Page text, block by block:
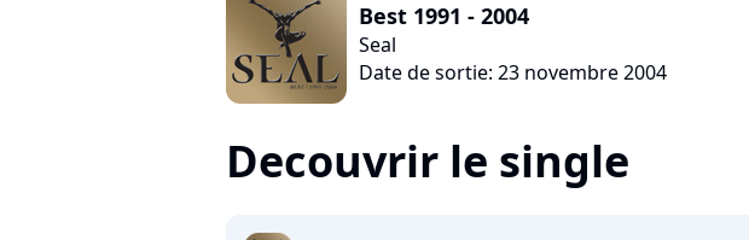
Best 1991 - 2004
Seal
Date de sortie: 23 novembre 2004
Decouvrir le single